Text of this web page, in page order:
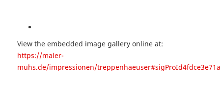
View the embedded image gallery online at:
https://maler-
muhs.de/impressionen/treppenhaeuser#sigProId4fdce3e71a